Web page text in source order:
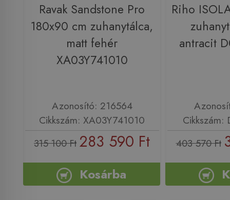
Ravak Sandstone Pro
180x90 cm zuhanytálca,
matt fehér
XA03Y741010
Azonosító: 216564
Cikkszám: XA03Y741010
315 100 Ft 283 590 Ft
Kosárba
Riho
antracit
403 570 Ft